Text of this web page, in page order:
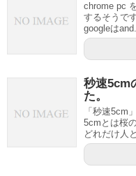
chrome pc
するそうで
googleは
秒速5cm
た。
「秒速5cm
5cmとは桜
どれだけ人